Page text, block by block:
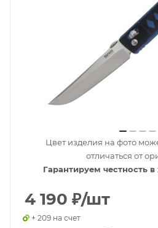
Цвет изделия на фото
отличаться от
Гарантируем честность в
4 190 ₽/шт
+ 209 на счет